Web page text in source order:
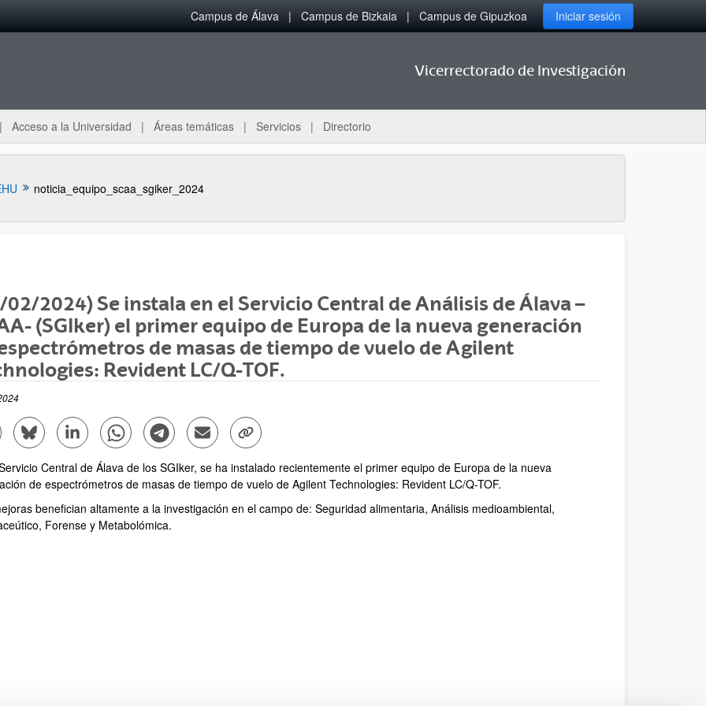
Campus de Álava Campus de Bizkaia Campus de Gipuzkoa Iniciar sesión
Vicerrectorado de Investigación
Acceso a la Universidad Áreas temáticas Servicios Directorio
noticia_equipo_scaa_sgiker_2024
subpáginas
02/2024) Se instala en el Servicio Central de Análisis de Álava –
(SGIker) el primer equipo de Europa de la nueva generación
de masas de tiempo de vuelo de Agilent
Revident LC/Q-TOF.
en Facebook - (Abre una nueva ventana)
Compartir en Bluesky - (Abre una nueva ventana)
Compartir en Linkedin - (Abre una nueva ventana)
Compartir en Whatsapp - (Abre una nueva ventana)
Compartir en Telegram - (Abre una nueva ventana)
Enviar por correo electrónico - (Abre una nueva ventana)
Copiar enlace - (Abre una nueva ventana)
Central de Álava de los SGIker, se ha instalado recientemente el primer equipo de Europa de la nueva
de espectrómetros de masas de tiempo de vuelo de Agilent Technologies: Revident LC/Q-TOF.
benefician altamente a la investigación en el campo de: Seguridad alimentaria, Análisis medioambiental,
Forense y Metabolómica.